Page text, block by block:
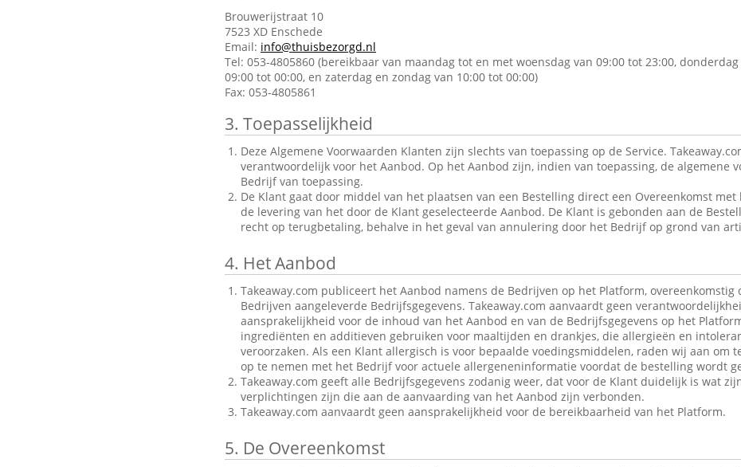
Brouwerijstraat 10
7523 XD Enschede
Email: info@thuisbezorgd.nl
Tel: 053-4805860 (bereikbaar van maandag tot en met woensdag van 09:00 tot 23:00,
09:00 tot 00:00, en zaterdag en zondag van 10:00 tot 00:00)
Fax: 053-4805861
3. Toepasselijkheid
Deze Algemene Voorwaarden Klanten zijn slechts van toepassing op de Service.
verantwoordelijk voor het Aanbod. Op het Aanbod zijn, indien van toepassing, de algemene
Bedrijf van toepassing.
De Klant gaat door middel van het plaatsen van een Bestelling direct een Overeenkomst
de levering van het door de Klant geselecteerde Aanbod. De Klant is gebonden aan de
recht op terugbetaling, behalve in het geval van annulering door het Bedrijf op grond van
4. Het Aanbod
Takeaway.com publiceert het Aanbod namens de Bedrijven op het Platform, overeenkomstig
Bedrijven aangeleverde Bedrijfsgegevens. Takeaway.com aanvaardt geen
aansprakelijkheid voor de inhoud van het Aanbod en van de Bedrijfsgegevens op het
ingrediënten en additieven gebruiken voor maaltijden en drankjes, die allergieën en
veroorzaken. Als een Klant allergisch is voor bepaalde voedingsmiddelen, raden wij aan om
op te nemen met het Bedrijf voor actuele allergeneninformatie voordat de bestelling wordt
Takeaway.com geeft alle Bedrijfsgegevens zodanig weer, dat voor de Klant duidelijk is wat
verplichtingen zijn die aan de aanvaarding van het Aanbod zijn verbonden.
Takeaway.com aanvaardt geen aansprakelijkheid voor de bereikbaarheid van het Platform.
5. De Overeenkomst